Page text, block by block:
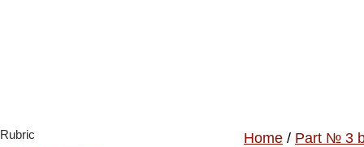
Rubric Home / Part № 3